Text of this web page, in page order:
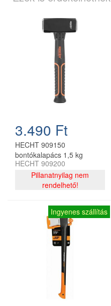
3.490 Ft
HECHT 909150
bontókalapács 1,5 kg
HECHT 909200
Pillanatnyilag nem
rendelhető!
Ingyenes szállítás